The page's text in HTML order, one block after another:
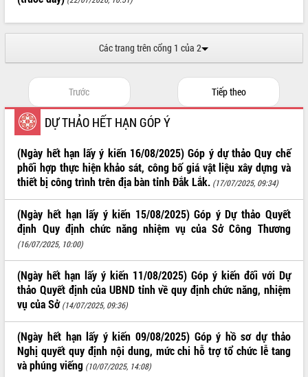
năm 2026
Hội thảo khoa học “Giải pháp thúc đẩy
Tăng cường giám sát, đôn đốc thực
hiện nhiệm vụ quản lý tài sản công
hàng tuần
Tháo gỡ những vướng mắc, đẩy mạnh
công tác cải cách thủ tục hành chính
tại Trung tâm Phục vụ hành chính
công tỉnh
Đắk Lắk: Tôn vinh 46 giải pháp tại Hội
Đắk Lắk rà soát, điều chỉnh Đề án 190
về phát triển nuôi trồng thủy sản
Phó Chủ tịch UBND tỉnh Đắk Lắk
Trương Công Thái kiểm tra thực địa
Dự án cao tốc Khánh Hòa - Buôn Ma
Thuột
Định vị cà phê Việt Nam như một “di
sản sống” trong dòng chảy toàn cầu
Xây dựng nông thôn mới: Nâng cao đời
sống người dân từ những mô hình thiết
thực
Các trang trên cổng 1 của 2
Trước Tiếp theo
DỰ THẢO HẾT HẠN GÓP Ý
(Ngày hết hạn lấy ý kiến 16/08/2025) Góp ý dự thảo Quy chế
phối hợp thực hiện khảo sát, công bố giá vật liệu xây dựng và
thiết bị công trình trên địa bàn tỉnh Đắk Lắk. (17/07/2025, 09:34)
(Ngày hết hạn lấy ý kiến 15/08/2025) Góp ý Dự thảo Quyết
định Quy định chức năng nhiệm vụ của Sở Công Thương
(16/07/2025, 10:00)
(Ngày hết hạn lấy ý kiến 11/08/2025) Góp ý kiến đối với Dự
thảo Quyết định của UBND tỉnh về quy định chức năng, nhiệm
vụ của Sở (14/07/2025, 09:36)
(Ngày hết hạn lấy ý kiến 09/08/2025) Góp ý hồ sơ dự thảo
Nghị quyết quy định nội dung, mức chi hỗ trợ tổ chức lễ tang
và phúng viếng (10/07/2025, 14:08)